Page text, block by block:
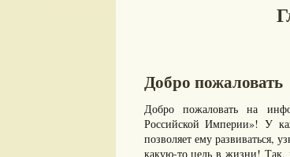
Добро пожаловать
Добро пожаловать на
Российской Империи»! У
позволяет ему развиваться,
какую-то цель в жизни! Так,